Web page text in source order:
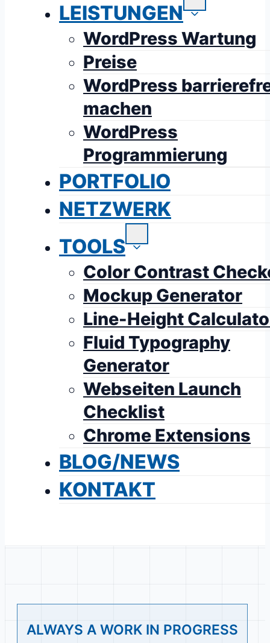
LEISTUNGEN
WordPress Wartung
Preise
WordPress
machen
WordPress
Programmierung
PORTFOLIO
NETZWERK
TOOLS
Color Contrast
Mockup Generator
Line-Height
Fluid Typography
Generator
Webseiten Launch
Checklist
Chrome Extensions
BLOG/NEWS
KONTAKT
ALWAYS A WORK IN PROGRESS